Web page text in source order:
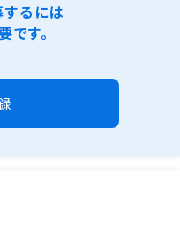
るには
です。